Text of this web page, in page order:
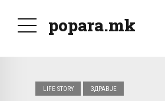
popara.mk
LIFE STORY ЗДРАВЈЕ